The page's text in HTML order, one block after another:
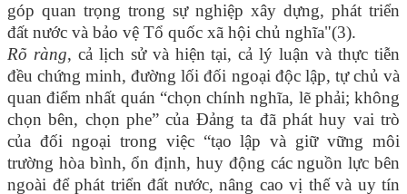
góp quan trọng trong sự nghiệp xây dựng, phát triển
đất nước và bảo vệ Tổ quốc xã hội chủ nghĩa"(3).
Rõ ràng, cả lịch sử và hiện tại, cả lý luận và thực tiễn
đều chứng minh, đường lối đối ngoại độc lập, tự chủ và
quan điểm nhất quán “chọn chính nghĩa, lẽ phải; không
chọn bên, chọn phe” của Đảng ta đã phát huy vai trò
của đối ngoại trong việc “tạo lập và giữ vững môi
trường hòa bình, ổn định, huy động các nguồn lực bên
ngoài để phát triển đất nước, nâng cao vị thế và uy tín